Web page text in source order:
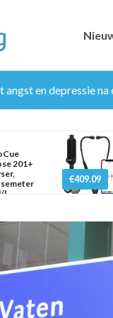
en depressie
201+
l
€409.09